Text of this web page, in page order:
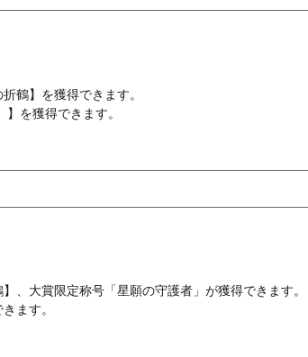
鶴】を獲得できます。
」】を獲得できます。
、大賞限定称号「星願の守護者」が獲得できます。
ます。